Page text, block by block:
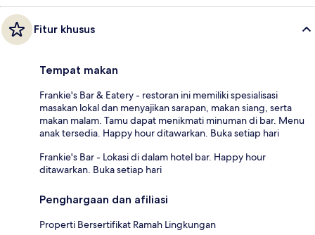
Fitur khusus
Tempat makan
Frankie's Bar & Eatery - restoran ini memiliki spesialisasi
masakan lokal dan menyajikan sarapan, makan siang, serta
makan malam. Tamu dapat menikmati minuman di bar. Menu
anak tersedia. Happy hour ditawarkan. Buka setiap hari
Frankie's Bar - Lokasi di dalam hotel bar. Happy hour
ditawarkan. Buka setiap hari
Penghargaan dan afiliasi
Properti Bersertifikat Ramah Lingkungan